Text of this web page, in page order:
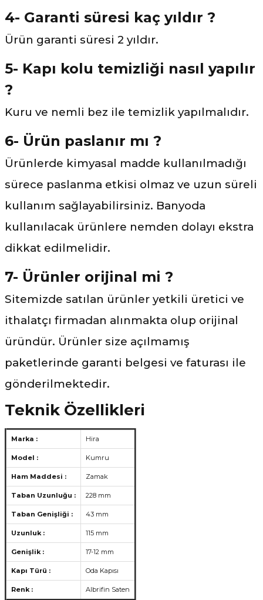
4- Garanti süresi kaç yıldır ?
Ürün garanti süresi 2 yıldır.
5- Kapı kolu temizliği nasıl yapılır
?
Kuru ve nemli bez ile temizlik yapılmalıdır.
6- Ürün paslanır mı ?
Ürünlerde kimyasal madde kullanılmadığı
sürece paslanma etkisi olmaz ve uzun süreli
kullanım sağlayabilirsiniz. Banyoda
kullanılacak ürünlere nemden dolayı ekstra
dikkat edilmelidir.
7- Ürünler orijinal mi ?
Sitemizde satılan ürünler yetkili üretici ve
ithalatçı firmadan alınmakta olup orijinal
üründür. Ürünler size açılmamış
paketlerinde garanti belgesi ve faturası ile
gönderilmektedir.
Teknik Özellikleri
Marka : Hira
Model : Kumru
Ham Maddesi : Zamak
Taban Uzunluğu : 228 mm
Taban Genişliği : 43 mm
Uzunluk : 115 mm
Genişlik : 17-12 mm
Kapı Türü : Oda Kapısı
Renk : Albrifin Saten